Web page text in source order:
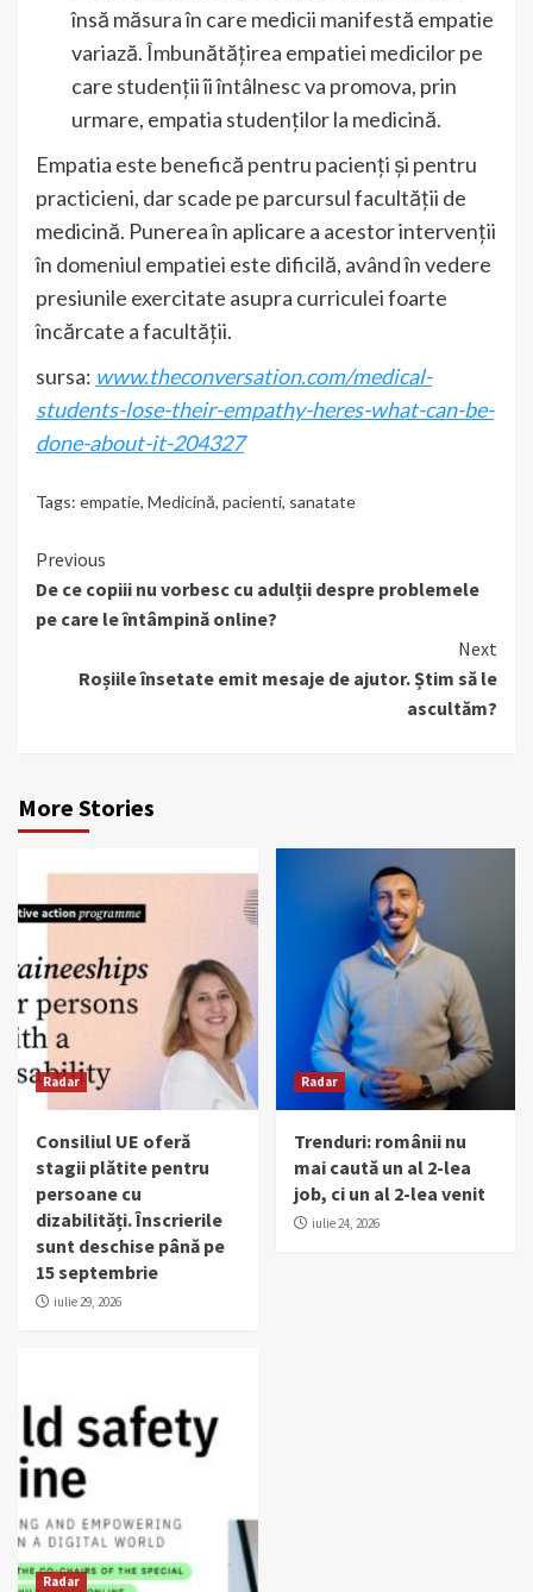
însă măsura în care medicii manifestă empatie
variază. Îmbunătățirea empatiei medicilor pe
care studenții îi întâlnesc va promova, prin
urmare, empatia studenților la medicină.
Empatia este benefică pentru pacienți și pentru
practicieni, dar scade pe parcursul facultății de
medicină. Punerea în aplicare a acestor intervenții
în domeniul empatiei este dificilă, având în vedere
presiunile exercitate asupra curriculei foarte
încărcate a facultății.
sursa: www.theconversation.com/medical-
students-lose-their-empathy-heres-what-can-be-
done-about-it-204327
Tags: empatie, Medicină, pacienti, sanatate
Continue
Reading
Previous
De ce copiii nu vorbesc cu adulții despre problemele
pe care le întâmpină online?
Next
Roșiile însetate emit mesaje de ajutor. Știm să le
ascultăm?
More Stories
Radar
Consiliul UE oferă
stagii plătite pentru
persoane cu
dizabilități. Înscrierile
sunt deschise până pe
15 septembrie
iulie 29, 2026
Radar
Trenduri: românii nu
mai caută un al 2-lea
job, ci un al 2-lea venit
iulie 24, 2026
Radar